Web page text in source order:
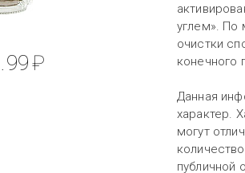
.99₽
углем». По
очистки
конечного
Данная
характер.
могут
публичной